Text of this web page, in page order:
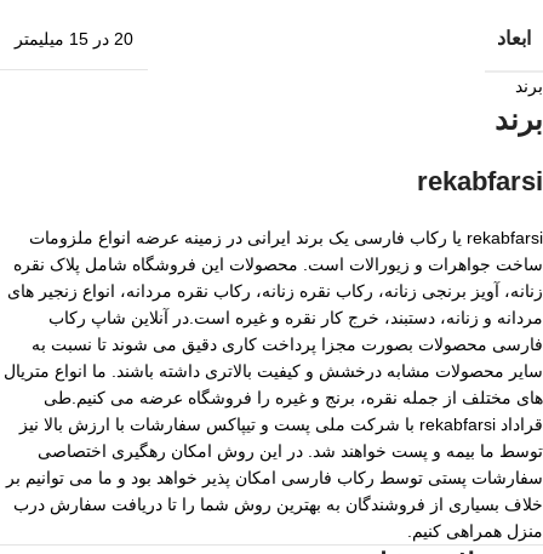
ابعاد 20 در 15 میلیمتر
برند
برند
rekabfarsi
rekabfarsi یا رکاب فارسی یک برند ایرانی در زمینه عرضه انواع ملزومات
ساخت جواهرات و زیورالات است. محصولات این فروشگاه شامل پلاک نقره
زنانه، آویز برنجی زنانه، رکاب نقره زنانه، رکاب نقره مردانه، انواع زنجیر های
مردانه و زنانه، دستبند، خرج کار نقره و غیره است.در آنلاین شاپ رکاب
فارسی محصولات بصورت مجزا پرداخت کاری دقیق می شوند تا نسبت به
سایر محصولات مشابه درخشش و کیفیت بالاتری داشته باشند. ما انواع متریال
های مختلف از جمله نقره، برنج و غیره را فروشگاه عرضه می کنیم.طی
قراداد rekabfarsi با شرکت ملی پست و تیپاکس سفارشات با ارزش بالا نیز
توسط ما بیمه و پست خواهند شد. در این روش امکان رهگیری اختصاصی
سفارشات پستی توسط رکاب فارسی امکان پذیر خواهد بود و ما می توانیم بر
خلاف بسیاری از فروشندگان به بهترین روش شما را تا دریافت سفارش درب
منزل همراهی کنیم.